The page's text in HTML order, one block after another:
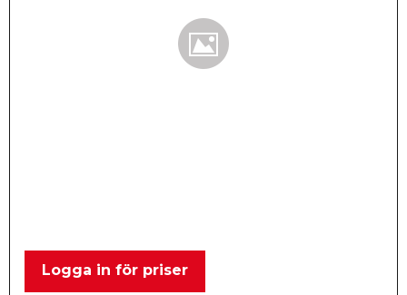
Logga in för priser